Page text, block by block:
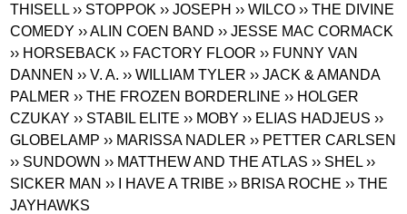
THISELL ›› STOPPOK ›› JOSEPH ›› WILCO ›› THE DIVINE
COMEDY ›› ALIN COEN BAND ›› JESSE MAC CORMACK
›› HORSEBACK ›› FACTORY FLOOR ›› FUNNY VAN
DANNEN ›› V. A. ›› WILLIAM TYLER ›› JACK & AMANDA
PALMER ›› THE FROZEN BORDERLINE ›› HOLGER
CZUKAY ›› STABIL ELITE ›› MOBY ›› ELIAS HADJEUS ››
GLOBELAMP ›› MARISSA NADLER ›› PETTER CARLSEN
›› SUNDOWN ›› MATTHEW AND THE ATLAS ›› SHEL ››
SICKER MAN ›› I HAVE A TRIBE ›› BRISA ROCHE ›› THE
JAYHAWKS